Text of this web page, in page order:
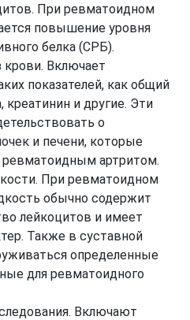
При ревматоидном
повышение уровня
белка (СРБ).
крови. Включает
показателей, как общий
креатинин и другие. Эти
о
и печени, которые
артритом.
При ревматоидном
обычно содержит
лейкоцитов и имеет
Также в суставной
определенные
для ревматоидного
Включают